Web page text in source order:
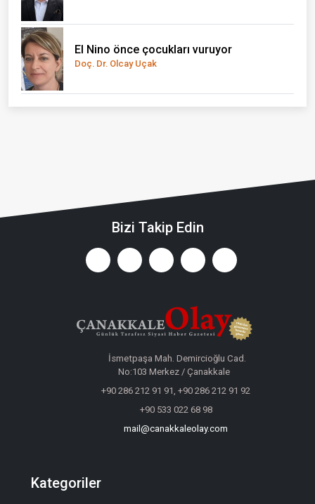
El Nino önce çocukları vuruyor
Doç. Dr. Olcay Uçak
Bizi Takip Edin
İsmetpaşa Mah. Demircioğlu Cad.
No:103 Merkez / Çanakkale
+90 286 212 91 91, +90 286 212 91 92
+90 533 022 68 98
mail@canakkaleolay.com
Kategoriler